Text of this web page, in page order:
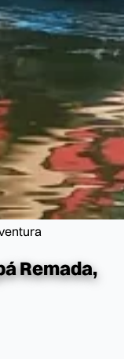
Remada,